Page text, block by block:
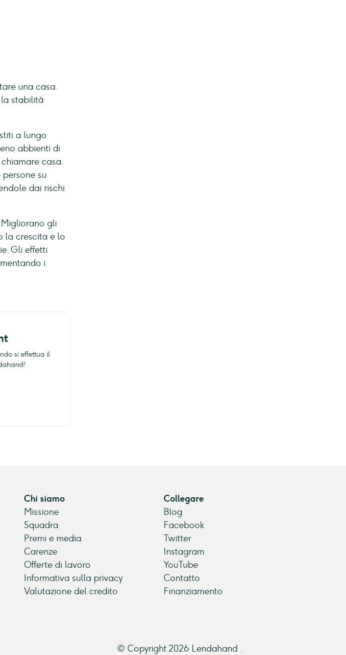
una casa.
la stabilità
a lungo
abbienti di
casa.
su
dai rischi
gli
la crescita e lo
Gli effetti
i
si effettua il
Chi siamo
Missione
Squadra
Premi e media
Carenze
Offerte di lavoro
Informativa sulla privacy
Valutazione del credito
Collegare
Blog
Facebook
Twitter
Instagram
YouTube
Contatto
Finanziamento
© Copyright 2026 Lendahand .